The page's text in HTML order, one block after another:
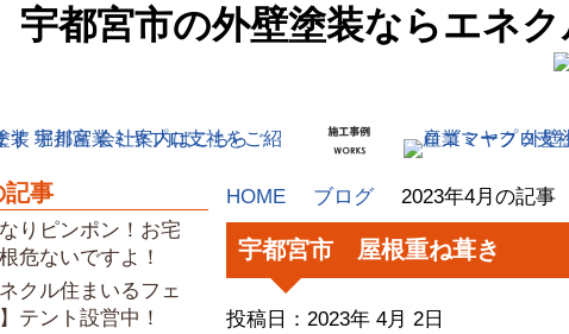
宇都宮市の外壁塗装ならエネ
HOME ブログ 2023年4月の記事
宇都宮市 屋根重ね葺き
投稿日：2023年 4月 2日
記事
りピンポン！お宅
危ないですよ！
ネクル住まいるフェ
テント設営中！